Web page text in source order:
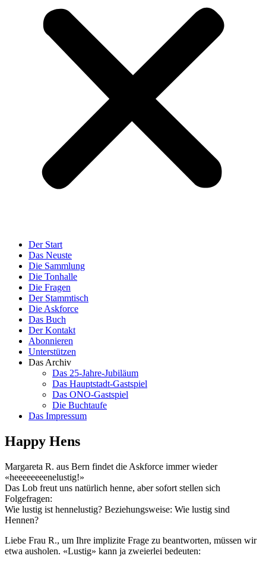
Der Start
Das Neuste
Die Sammlung
Die Tonhalle
Die Fragen
Der Stammtisch
Die Askforce
Das Buch
Der Kontakt
Abonnieren
Unterstützen
Das Archiv
Das 25-Jahre-Jubiläum
Das Hauptstadt-Gastspiel
Das ONO-Gastspiel
Die Buchtaufe
Das Impressum
Happy Hens
Margareta R. aus Bern findet die Askforce immer wieder
«heeeeeeeenelustig!»
Das Lob freut uns natürlich henne, aber sofort stellen sich
Folgefragen:
Wie lustig ist hennelustig? Beziehungsweise: Wie lustig sind
Hennen?
Liebe Frau R., um Ihre implizite Frage zu beantworten, müssen wir
etwa ausholen. «Lustig» kann ja zweierlei bedeuten: